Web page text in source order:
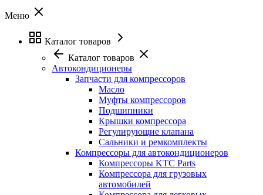
Меню
Каталог товаров
Каталог товаров
Автокондиционеры
Запчасти для компрессоров
Масло
Муфты компрессоров
Подшипники
Крышки компрессора
Регулирующие клапана
Сальники и ремкомплекты
Компрессоры для автокондиционеров
Компрессоры KTC Parts
Компрессора для грузовых
автомобилей